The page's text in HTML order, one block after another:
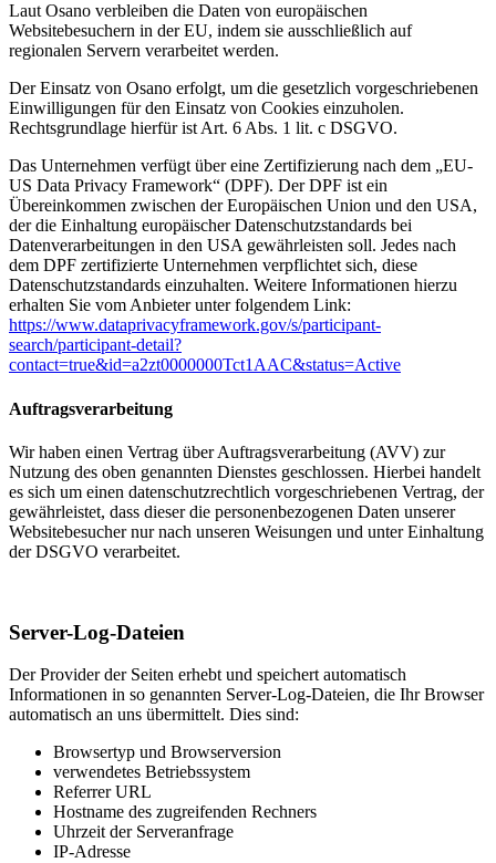
Laut Osano verbleiben die Daten von europäischen
Websitebesuchern in der EU, indem sie ausschließlich auf
regionalen Servern verarbeitet werden.
Der Einsatz von Osano erfolgt, um die gesetzlich vorgeschriebenen
Einwilligungen für den Einsatz von Cookies einzuholen.
Rechtsgrundlage hierfür ist Art. 6 Abs. 1 lit. c DSGVO.
Das Unternehmen verfügt über eine Zertifizierung nach dem „EU-
US Data Privacy Framework“ (DPF). Der DPF ist ein
Übereinkommen zwischen der Europäischen Union und den USA,
der die Einhaltung europäischer Datenschutzstandards bei
Datenverarbeitungen in den USA gewährleisten soll. Jedes nach
dem DPF zertifizierte Unternehmen verpflichtet sich, diese
Datenschutzstandards einzuhalten. Weitere Informationen hierzu
erhalten Sie vom Anbieter unter folgendem Link:
https://www.dataprivacyframework.gov/s/participant-
search/participant-detail?
contact=true&id=a2zt0000000Tct1AAC&status=Active
Auftragsverarbeitung
Wir haben einen Vertrag über Auftragsverarbeitung (AVV) zur
Nutzung des oben genannten Dienstes geschlossen. Hierbei handelt
es sich um einen datenschutzrechtlich vorgeschriebenen Vertrag, der
gewährleistet, dass dieser die personenbezogenen Daten unserer
Websitebesucher nur nach unseren Weisungen und unter Einhaltung
der DSGVO verarbeitet.
Server-Log-Dateien
Der Provider der Seiten erhebt und speichert automatisch
Informationen in so genannten Server-Log-Dateien, die Ihr Browser
automatisch an uns übermittelt. Dies sind:
Browsertyp und Browserversion
verwendetes Betriebssystem
Referrer URL
Hostname des zugreifenden Rechners
Uhrzeit der Serveranfrage
IP-Adresse